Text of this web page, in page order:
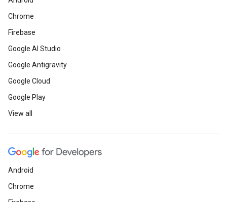
Chrome
Firebase
Google AI Studio
Google Antigravity
Google Cloud
Google Play
View all
Android
Chrome